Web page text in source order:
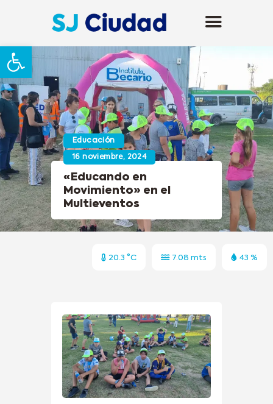
Abrir barra de herramientas
Educación
16 noviembre, 2024
«Educando en
Movimiento» en el
Multieventos
20.3 °C 7.08 mts 43 %